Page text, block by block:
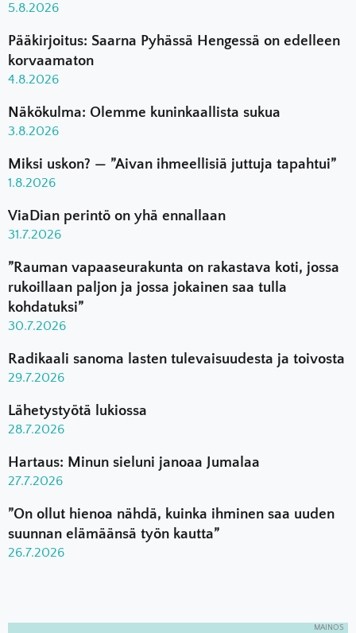
5.8.2026
Pääkirjoitus: Saarna Pyhässä Hengessä on edelleen
korvaamaton
4.8.2026
Näkökulma: Olemme kuninkaallista sukua
3.8.2026
Miksi uskon? — ”Aivan ihmeellisiä juttuja tapahtui”
1.8.2026
ViaDian perintö on yhä ennallaan
31.7.2026
”Rauman vapaaseurakunta on rakastava koti, jossa
rukoillaan paljon ja jossa jokainen saa tulla
kohdatuksi”
30.7.2026
Radikaali sanoma lasten tulevaisuudesta ja toivosta
29.7.2026
Lähetystyötä lukiossa
28.7.2026
Hartaus: Minun sieluni janoaa Jumalaa
27.7.2026
”On ollut hienoa nähdä, kuinka ihminen saa uuden
suunnan elämäänsä työn kautta”
26.7.2026
MAINOS